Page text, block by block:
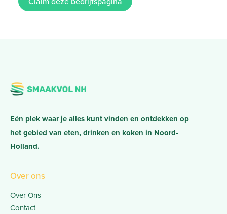
Eén plek waar je alles kunt vinden en ontdekken op
het gebied van eten, drinken en koken in Noord-
Holland.
Over ons
Over Ons
Contact